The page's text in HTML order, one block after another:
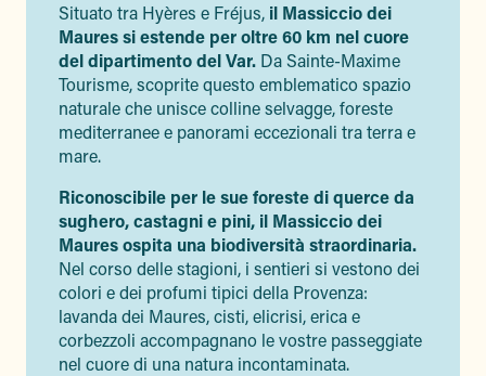
Situato tra Hyères e Fréjus, il Massiccio dei
Maures si estende per oltre 60 km nel cuore
del dipartimento del Var. Da Sainte-Maxime
Tourisme, scoprite questo emblematico spazio
naturale che unisce colline selvagge, foreste
mediterranee e panorami eccezionali tra terra e
mare.
Riconoscibile per le sue foreste di querce da
sughero, castagni e pini, il Massiccio dei
Maures ospita una biodiversità straordinaria.
Nel corso delle stagioni, i sentieri si vestono dei
colori e dei profumi tipici della Provenza:
lavanda dei Maures, cisti, elicrisi, erica e
corbezzoli accompagnano le vostre passeggiate
nel cuore di una natura incontaminata.